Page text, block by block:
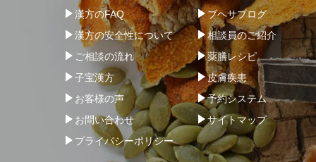
漢方のFAQ
ブヘサブログ
漢方の安全性について
相談員のご紹介
ご相談の流れ
薬膳レシピ
子宝漢方
皮膚疾患
お客様の声
予約システム
お問い合わせ
サイトマップ
プライバシーポリシー